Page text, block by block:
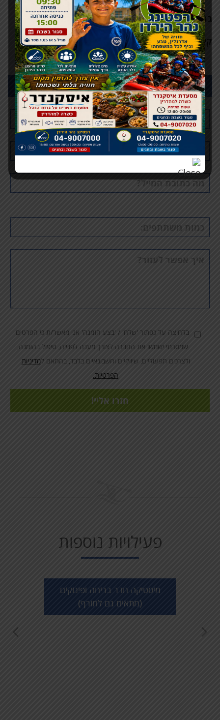
בר קפה :קפה טורקי / תה / נענע
קינוח: גלידה וניל-תאנים טורקית תוצרת הבית\ סורבה
לפרטים נוספים ומחירים לקבוצות כתבו לנו:
שם
מלא
דוא"ל
משתתפים
בלחיצה על כפתור 'שלח' / 'בצע הזמנה' אני מאשר/ת כי הפרטים
שמסרתי ישמשו את החברה לצורך מענה לפנייה, טיפול בהזמנה,
ולצרכים תפעוליים, שיווקיים וחשבונאיים בלבד, בהתאם למדיניות
הפרטיות.
פעילויות נוספות
מיסטיקה חדר בריחה ופינוקים
(מתאים גם לחורף)